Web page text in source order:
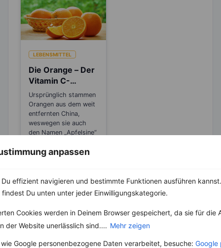
anpassen
effizient navigieren und bestimmte Funktionen ausführen
Du unten unter jeder Einwilligungskategorie.
Cookies werden in Deinem Browser gespeichert, da sie für die
der Website unerlässlich sind.... Mehr zeigen
Google personenbezogene Daten verarbeitet, besuche: Google
LEBENSMITTEL
Die Orange – Der
Vitamin C-
Booster für die
kalte Jahreszeit
Ursprünglich stammen
Orangen aus dem weit
entfernten China,
weswegen sie auch
den Namen „Apfelsine“
Schokoladen-Pfannkuchen mit Beerenmix